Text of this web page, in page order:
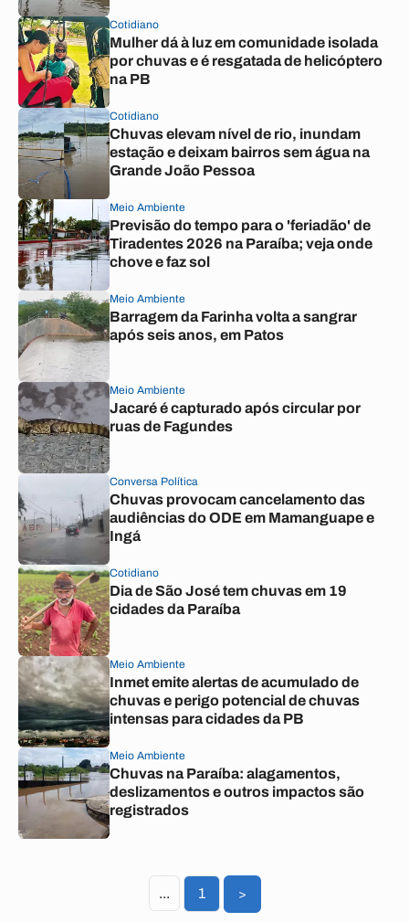
Cotidiano
Mulher dá à luz em comunidade isolada
por chuvas e é resgatada de helicóptero
na PB
Cotidiano
Chuvas elevam nível de rio, inundam
estação e deixam bairros sem água na
Grande João Pessoa
Meio Ambiente
Previsão do tempo para o 'feriadão' de
Tiradentes 2026 na Paraíba; veja onde
chove e faz sol
Meio Ambiente
Barragem da Farinha volta a sangrar
após seis anos, em Patos
Meio Ambiente
Jacaré é capturado após circular por
ruas de Fagundes
Conversa Política
Chuvas provocam cancelamento das
audiências do ODE em Mamanguape e
Ingá
Cotidiano
Dia de São José tem chuvas em 19
cidades da Paraíba
Meio Ambiente
Inmet emite alertas de acumulado de
chuvas e perigo potencial de chuvas
intensas para cidades da PB
Meio Ambiente
Chuvas na Paraíba: alagamentos,
deslizamentos e outros impactos são
registrados
... 1 >